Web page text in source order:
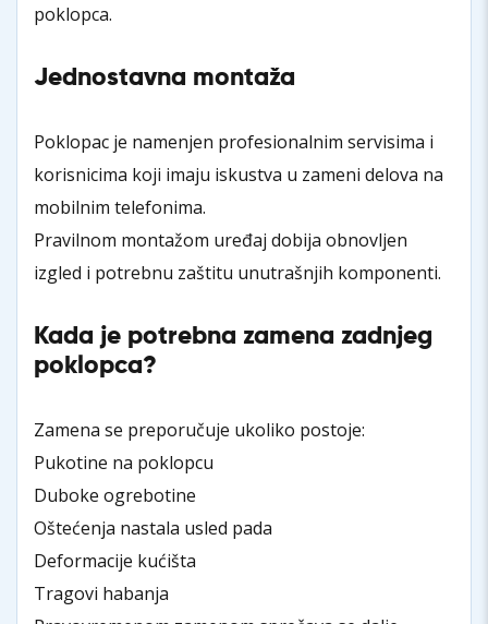
poklopca.
Jednostavna montaža
Poklopac je namenjen profesionalnim servisima i
korisnicima koji imaju iskustva u zameni delova na
mobilnim telefonima.
Pravilnom montažom uređaj dobija obnovljen
izgled i potrebnu zaštitu unutrašnjih komponenti.
Kada je potrebna zamena zadnjeg
poklopca?
Zamena se preporučuje ukoliko postoje:
Pukotine na poklopcu
Duboke ogrebotine
Oštećenja nastala usled pada
Deformacije kućišta
Tragovi habanja